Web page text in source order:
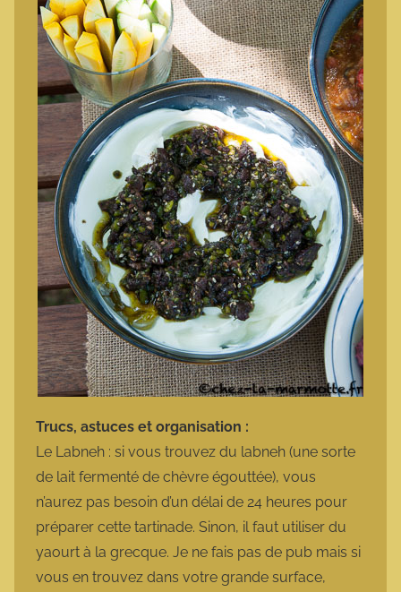
Trucs, astuces et organisation :
Le Labneh : si vous trouvez du labneh (une sorte
de lait fermenté de chèvre égouttée), vous
n’aurez pas besoin d’un délai de 24 heures pour
préparer cette tartinade. Sinon, il faut utiliser du
yaourt à la grecque. Je ne fais pas de pub mais si
vous en trouvez dans votre grande surface,